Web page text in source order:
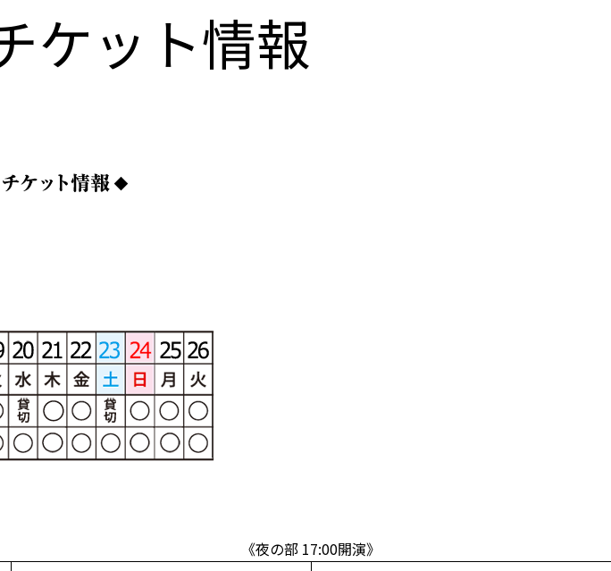
ケット情報
《夜の部 17:00開演》